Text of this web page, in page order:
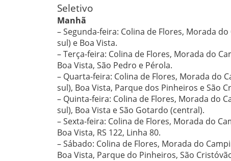
Seletivo
Manhã
– Segunda-feira: Colina de Flores, Morada
sul) e Boa Vista.
– Terça-feira: Colina de Flores, Morada do
Boa Vista, São Pedro e Pérola.
– Quarta-feira: Colina de Flores, Morada do
sul), Boa Vista, Parque dos Pinheiros e São
– Quinta-feira: Colina de Flores, Morada do
sul), Boa Vista e São Gotardo (central).
– Sexta-feira: Colina de Flores, Morada do
Boa Vista, RS 122, Linha 80.
– Sábado: Colina de Flores, Morada do
Boa Vista, Parque do Pinheiros, São